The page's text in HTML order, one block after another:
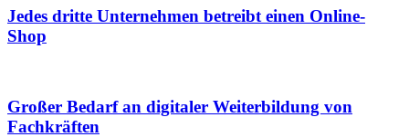
Jedes dritte Unternehmen betreibt einen Online-
Shop
Großer Bedarf an digitaler Weiterbildung von
Fachkräften